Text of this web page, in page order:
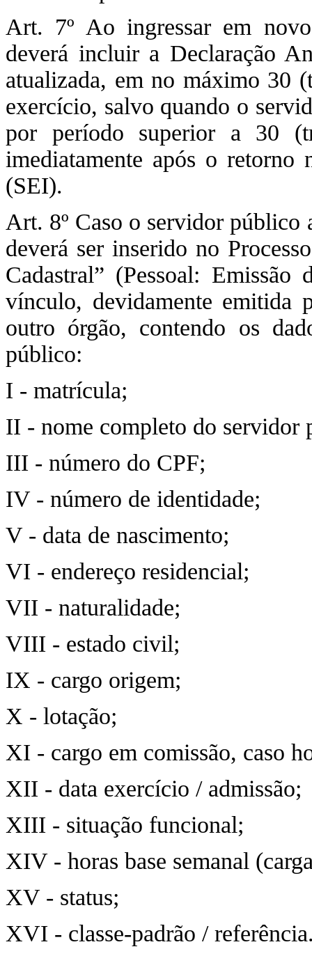
Art. 7º Ao ingressar em
deverá incluir a Declaração
atualizada, em no máximo 30
exercício, salvo quando o
por período superior a 30
imediatamente após o retorno
(SEI).
Art. 8º Caso o servidor público
deverá ser inserido no
Cadastral” (Pessoal:
vínculo, devidamente emitida
outro órgão, contendo os
público:
I - matrícula;
II - nome completo do servidor
III - número do CPF;
IV - número de identidade;
V - data de nascimento;
VI - endereço residencial;
VII - naturalidade;
VIII - estado civil;
IX - cargo origem;
X - lotação;
XI - cargo em comissão, caso
XII - data exercício / admissão;
XIII - situação funcional;
XIV - horas base semanal
XV - status;
XVI - classe-padrão /